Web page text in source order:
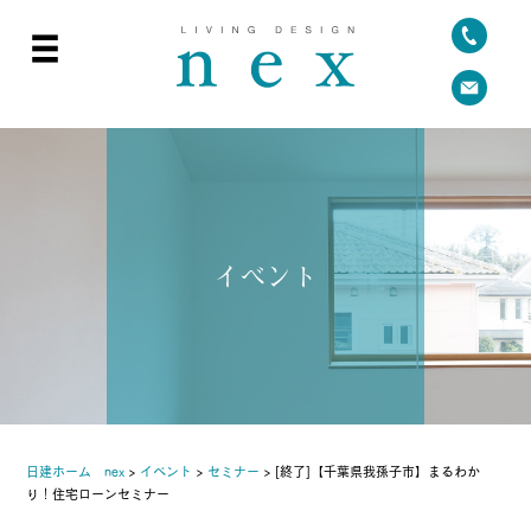
イベント
日建ホーム nex > イベント > セミナー > [終了]【千葉県我孫子市】まるわか
り！住宅ローンセミナー